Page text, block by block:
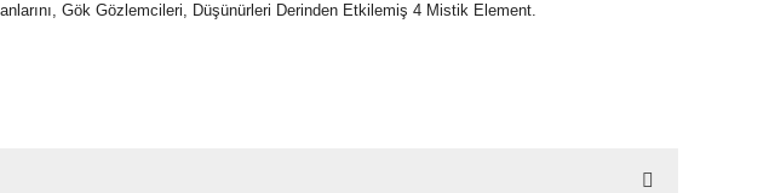
Gök Gözlemcileri, Düşünürleri Derinden Etkilemiş 4 Mistik Element.